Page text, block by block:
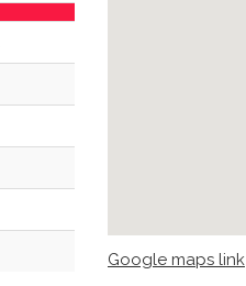
Google maps link